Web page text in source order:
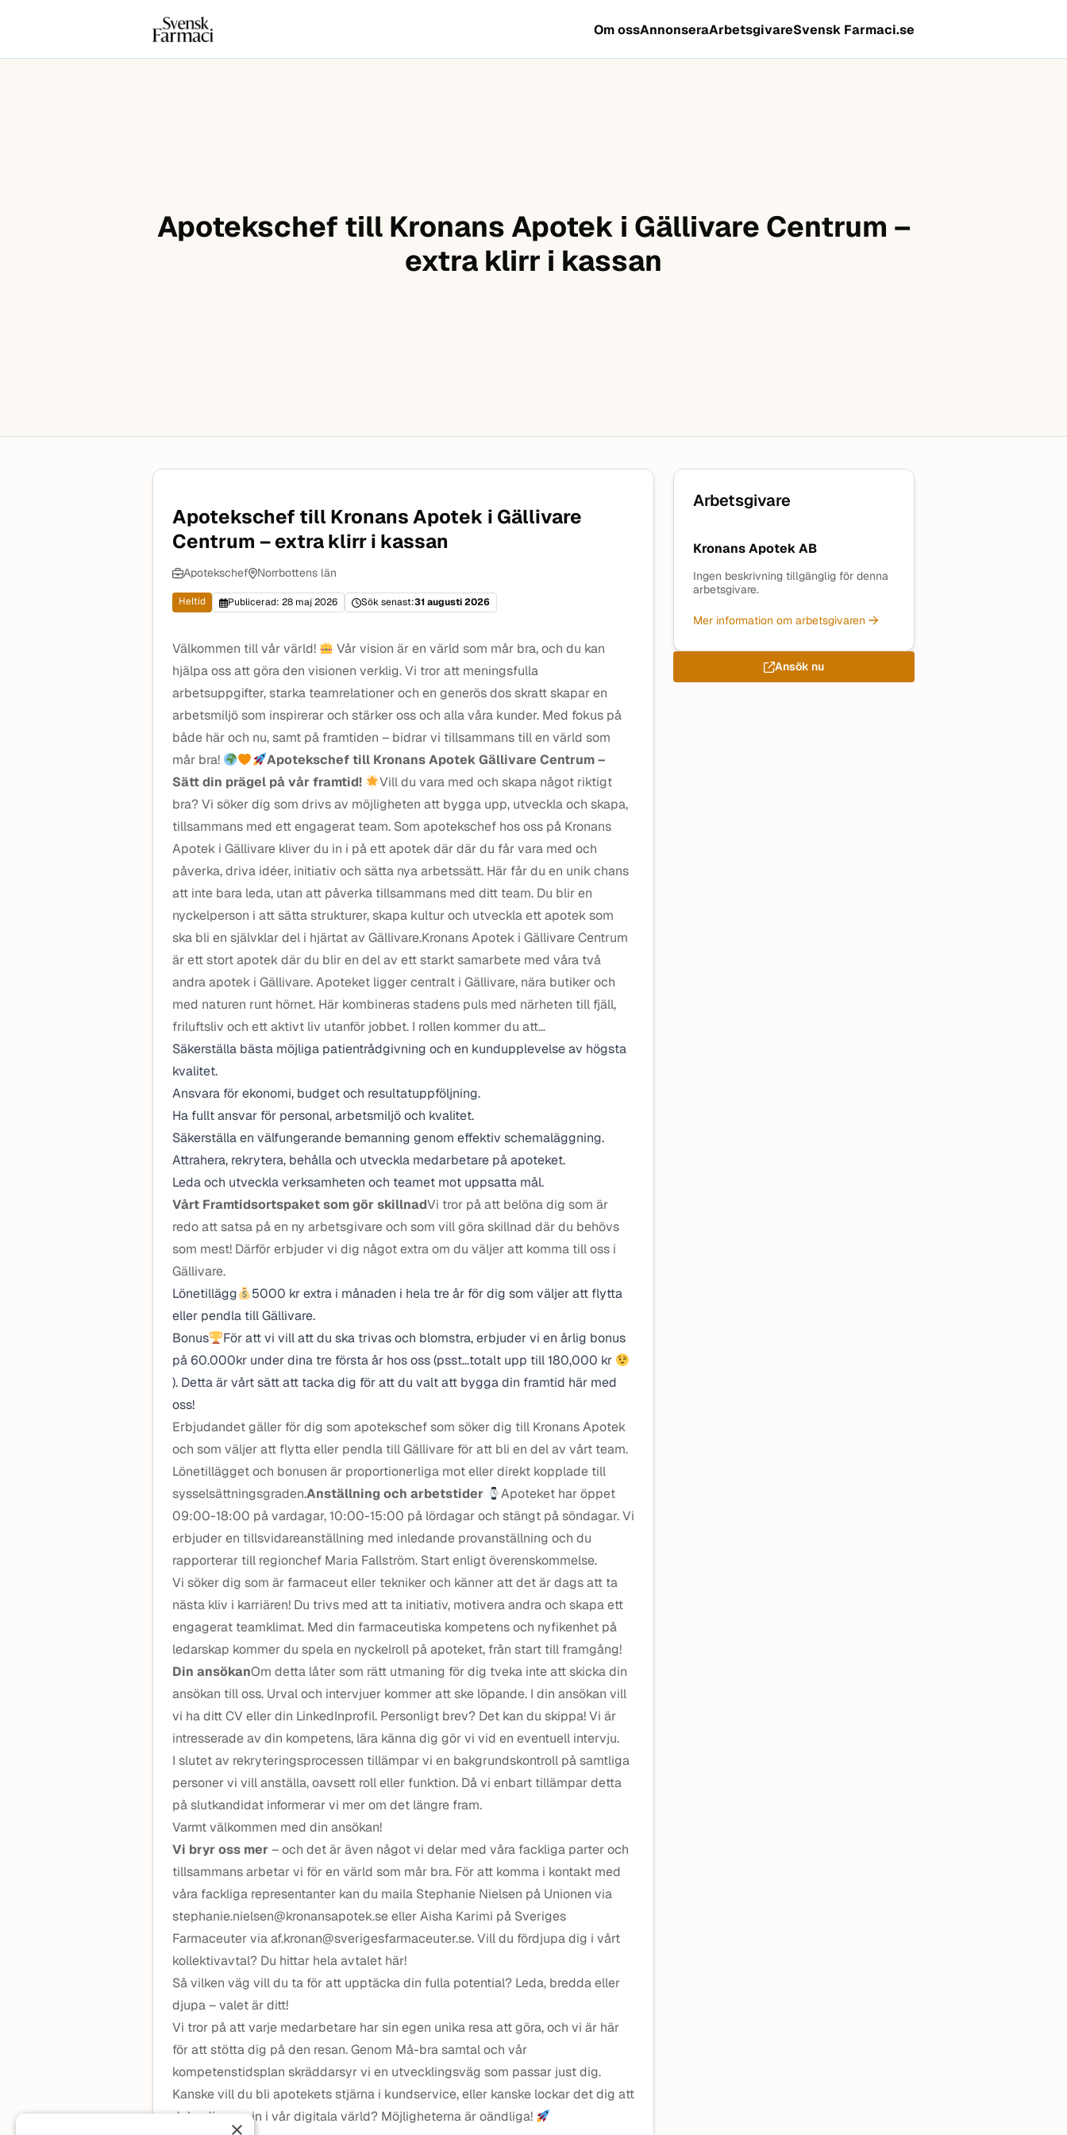
Hoppa till innehåll
Svensk farmaci Om ossAnnonseraArbetsgivareSvensk Farmaci.se
Apotekschef till Kronans Apotek i Gällivare Centrum –
extra klirr i kassan
Apotekschef till Kronans Apotek i Gällivare
Centrum – extra klirr i kassan
Apotekschef Norrbottens län
Heltid Publicerad: 28 maj 2026 Sök senast:31 augusti 2026
Välkommen till vår värld!
Vår vision är en värld som mår bra, och du kan
hjälpa oss att göra den visionen verklig. Vi tror att meningsfulla
arbetsuppgifter, starka teamrelationer och en generös dos skratt skapar en
arbetsmiljö som inspirerar och stärker oss och alla våra kunder. Med fokus på
både här och nu, samt på framtiden – bidrar vi tillsammans till en värld som
mår bra!
Apotekschef till Kronans Apotek Gällivare Centrum –
Sätt din prägel på vår framtid!
Vill du vara med och skapa något riktigt
bra? Vi söker dig som drivs av möjligheten att bygga upp, utveckla och skapa,
tillsammans med ett engagerat team. Som apotekschef hos oss på Kronans
Apotek i Gällivare kliver du in i på ett apotek där där du får vara med och
påverka, driva idéer, initiativ och sätta nya arbetssätt. Här får du en unik chans
att inte bara leda, utan att påverka tillsammans med ditt team. Du blir en
nyckelperson i att sätta strukturer, skapa kultur och utveckla ett apotek som
ska bli en självklar del i hjärtat av Gällivare.Kronans Apotek i Gällivare Centrum
är ett stort apotek där du blir en del av ett starkt samarbete med våra två
andra apotek i Gällivare. Apoteket ligger centralt i Gällivare, nära butiker och
med naturen runt hörnet. Här kombineras stadens puls med närheten till fjäll,
friluftsliv och ett aktivt liv utanför jobbet. I rollen kommer du att…
Säkerställa bästa möjliga patientrådgivning och en kundupplevelse av högsta
kvalitet.
Ansvara för ekonomi, budget och resultatuppföljning.
Ha fullt ansvar för personal, arbetsmiljö och kvalitet.
Säkerställa en välfungerande bemanning genom effektiv schemaläggning.
Attrahera, rekrytera, behålla och utveckla medarbetare på apoteket.
Leda och utveckla verksamheten och teamet mot uppsatta mål.
Vårt Framtidsortspaket som gör skillnadVi tror på att belöna dig som är
redo att satsa på en ny arbetsgivare och som vill göra skillnad där du behövs
som mest! Därför erbjuder vi dig något extra om du väljer att komma till oss i
Gällivare.
Lönetillägg
5000 kr extra i månaden i hela tre år för dig som väljer att flytta
eller pendla till Gällivare.
Bonus
För att vi vill att du ska trivas och blomstra, erbjuder vi en årlig bonus
på 60.000kr under dina tre första år hos oss (psst…totalt upp till 180,000 kr
). Detta är vårt sätt att tacka dig för att du valt att bygga din framtid här med
oss!
Erbjudandet gäller för dig som apotekschef som söker dig till Kronans Apotek
och som väljer att flytta eller pendla till Gällivare för att bli en del av vårt team.
Lönetillägget och bonusen är proportionerliga mot eller direkt kopplade till
sysselsättningsgraden.Anställning och arbetstider
Apoteket har öppet
09:00-18:00 på vardagar, 10:00-15:00 på lördagar och stängt på söndagar. Vi
erbjuder en tillsvidareanställning med inledande provanställning och du
rapporterar till regionchef Maria Fallström. Start enligt överenskommelse.
Vi söker dig som är farmaceut eller tekniker och känner att det är dags att ta
nästa kliv i karriären! Du trivs med att ta initiativ, motivera andra och skapa ett
engagerat teamklimat. Med din farmaceutiska kompetens och nyfikenhet på
ledarskap kommer du spela en nyckelroll på apoteket, från start till framgång!
Din ansökanOm detta låter som rätt utmaning för dig tveka inte att skicka din
ansökan till oss. Urval och intervjuer kommer att ske löpande. I din ansökan vill
vi ha ditt CV eller din LinkedInprofil. Personligt brev? Det kan du skippa! Vi är
intresserade av din kompetens, lära känna dig gör vi vid en eventuell intervju.
I slutet av rekryteringsprocessen tillämpar vi en bakgrundskontroll på samtliga
personer vi vill anställa, oavsett roll eller funktion. Då vi enbart tillämpar detta
på slutkandidat informerar vi mer om det längre fram.
Varmt välkommen med din ansökan!
Vi bryr oss mer– och det är även något vi delar med våra fackliga parter och
tillsammans arbetar vi för en värld som mår bra. För att komma i kontakt med
våra fackliga representanter kan du maila Stephanie Nielsen på Unionen via
stephanie.nielsen@kronansapotek.se eller Aisha Karimi på Sveriges
Farmaceuter via af.kronan@sverigesfarmaceuter.se. Vill du fördjupa dig i vårt
kollektivavtal? Du hittar hela avtalet här!
Så vilken väg vill du ta för att upptäcka din fulla potential? Leda, bredda eller
djupa – valet är ditt!
Vi tror på att varje medarbetare har sin egen unika resa att göra, och vi är här
för att stötta dig på den resan. Genom Må-bra samtal och vår
kompetenstidsplan skräddarsyr vi en utvecklingsväg som passar just dig.
Kanske vill du bli apotekets stjärna i kundservice, eller kanske lockar det dig att
dyka djupare in i vår digitala värld? Möjligheterna är oändliga!
Arbetsgivare
Kronans Apotek AB
Ingen beskrivning tillgänglig för denna
arbetsgivare.
Mer information om arbetsgivaren
Ansök nu
×